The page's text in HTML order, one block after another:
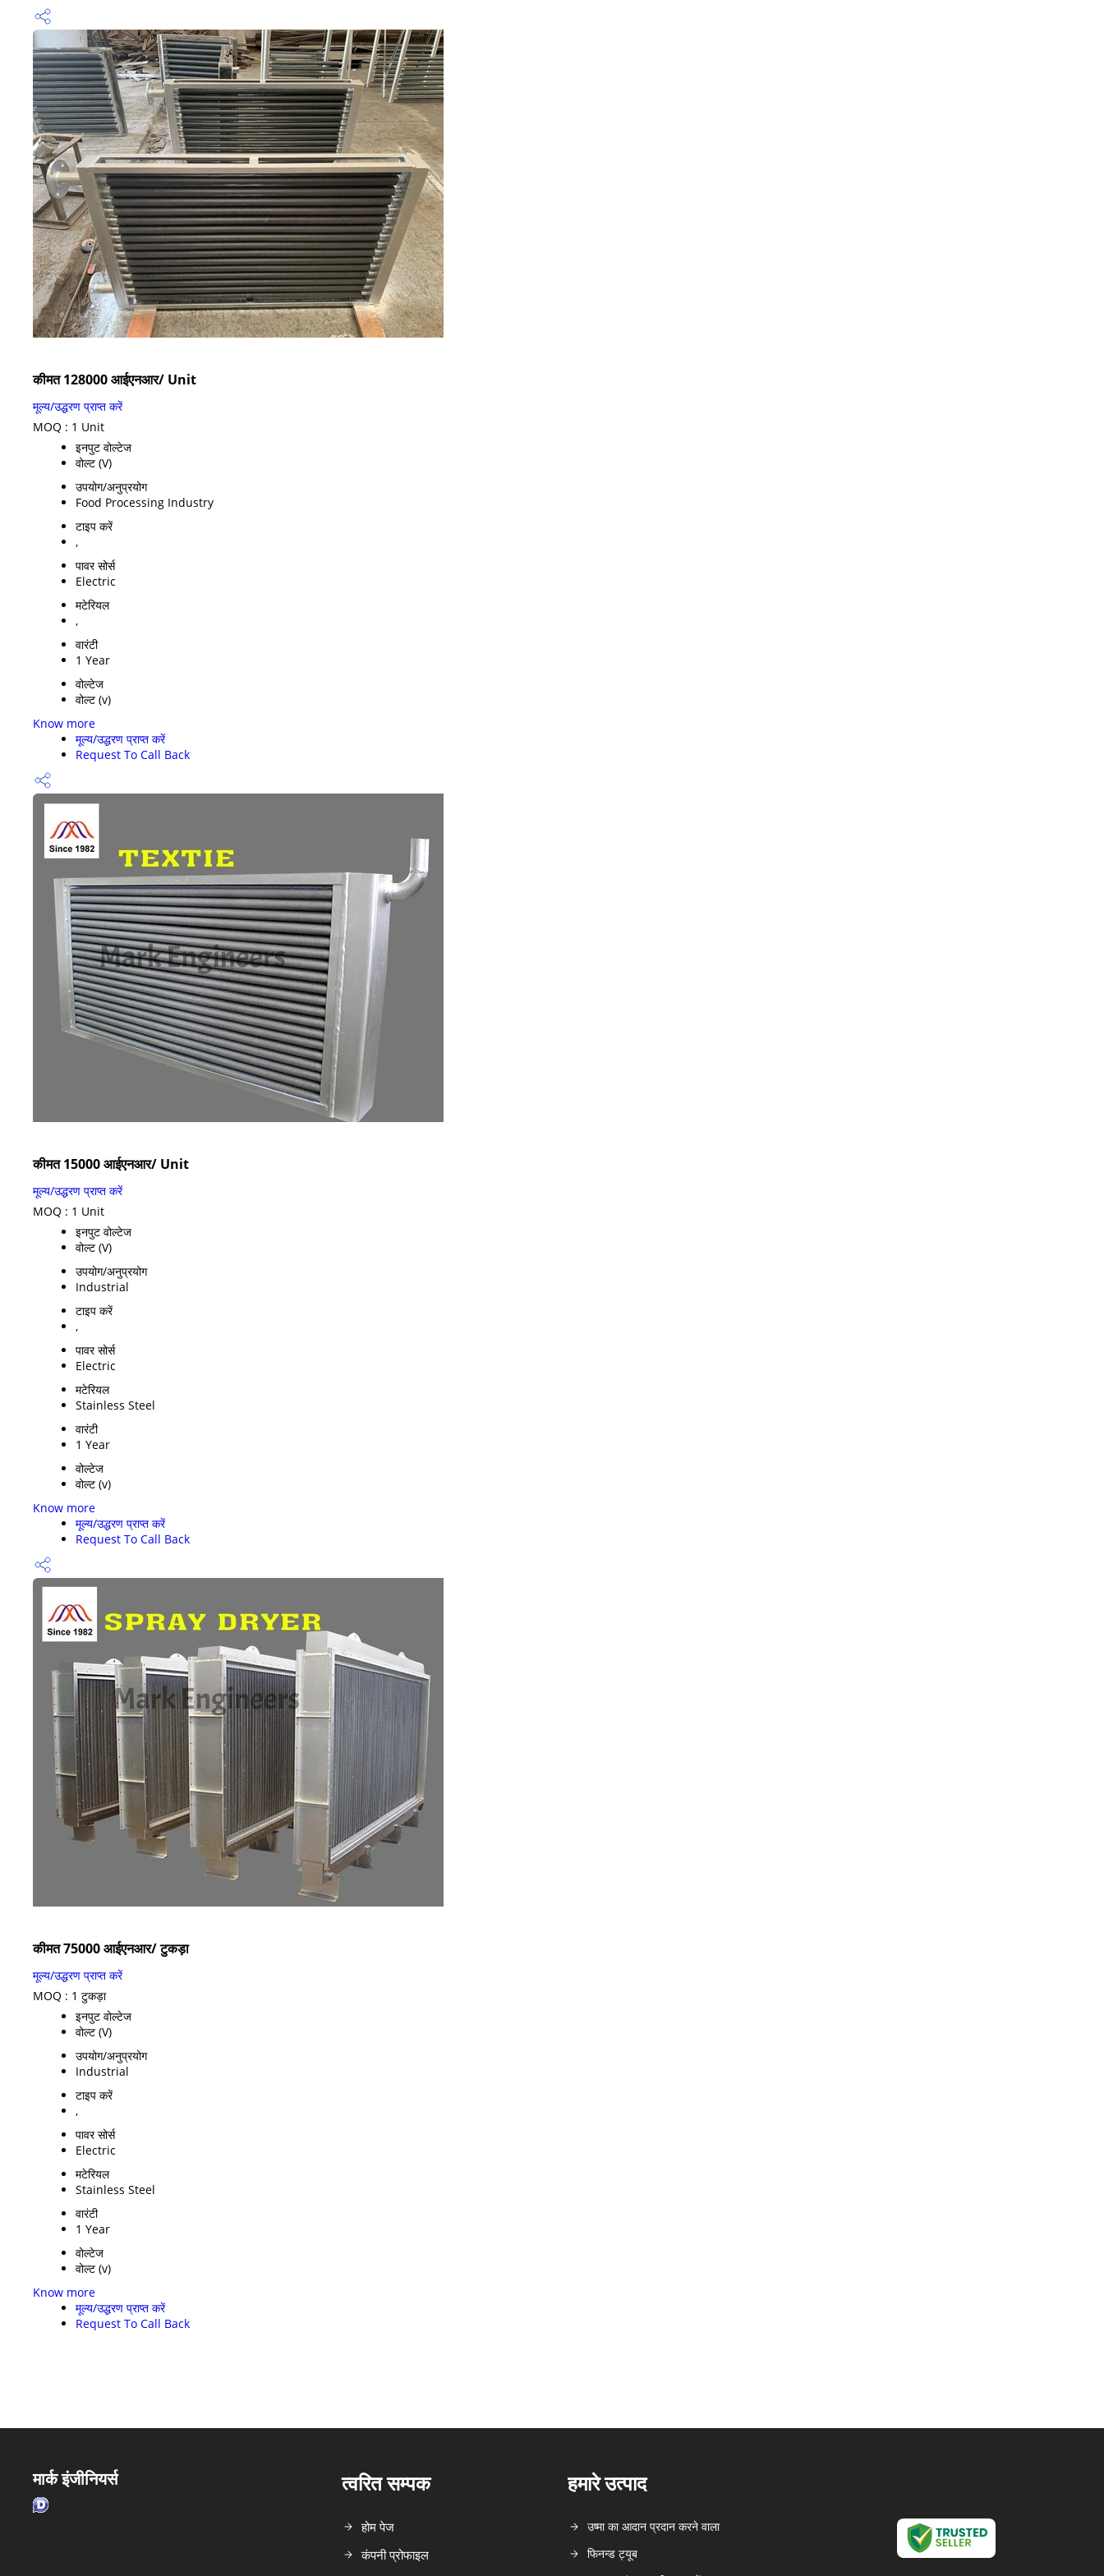
कीमत 128000 आईएनआर/ Unit
मूल्य/उद्धरण प्राप्त करें
MOQ : 1 Unit
इनपुट वोल्टेज
वोल्ट (V)
उपयोग/अनुप्रयोग
Food Processing Industry
टाइप करें
,
पावर सोर्स
Electric
मटेरियल
,
वारंटी
1 Year
वोल्टेज
वोल्ट (v)
Know more
मूल्य/उद्धरण प्राप्त करें
Request To Call Back
कीमत 15000 आईएनआर/ Unit
मूल्य/उद्धरण प्राप्त करें
MOQ : 1 Unit
इनपुट वोल्टेज
वोल्ट (V)
उपयोग/अनुप्रयोग
Industrial
टाइप करें
,
पावर सोर्स
Electric
मटेरियल
Stainless Steel
वारंटी
1 Year
वोल्टेज
वोल्ट (v)
Know more
मूल्य/उद्धरण प्राप्त करें
Request To Call Back
कीमत 75000 आईएनआर/ टुकड़ा
मूल्य/उद्धरण प्राप्त करें
MOQ : 1 टुकड़ा
इनपुट वोल्टेज
वोल्ट (V)
उपयोग/अनुप्रयोग
Industrial
टाइप करें
,
पावर सोर्स
Electric
मटेरियल
Stainless Steel
वारंटी
1 Year
वोल्टेज
वोल्ट (v)
Know more
मूल्य/उद्धरण प्राप्त करें
Request To Call Back
मार्क इंजीनियर्स त्वरित सम्पक
होम पेज
कंपनी प्रोफाइल
हमारे उत्पाद
उष्मा का आदान प्रदान करने वाला
फिनन्ड ट्यूब